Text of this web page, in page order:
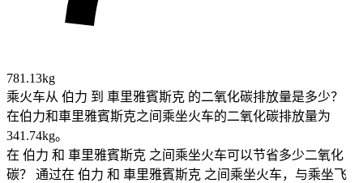
781.13kg
乘火车从 伯力 到 車里雅賓斯克 的二氧化碳排放量是多少？
在伯力和車里雅賓斯克之间乘坐火车的二氧化碳排放量为
341.74kg。
在 伯力 和 車里雅賓斯克 之间乘坐火车可以节省多少二氧化
碳？
通过在 伯力 和 車里雅賓斯克 之间乘坐火车，与乘坐飞